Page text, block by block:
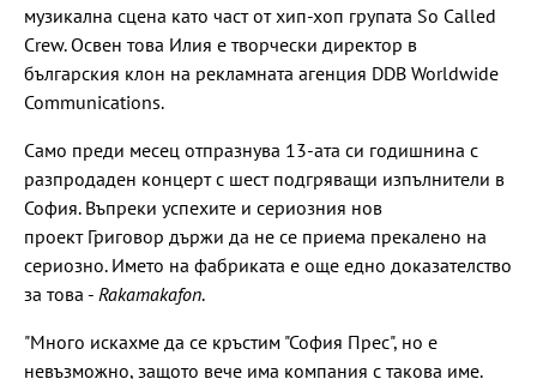
музикална сцена като част от хип-хоп групата So Called
Crew. Освен това Илия е творчески директор в
българския клон на рекламната агенция DDB Worldwide
Communications.
Само преди месец отпразнува 13-ата си годишнина с
разпродаден концерт с шест подгряващи изпълнители в
София. Въпреки успехите и сериозния нов
проект Григовор държи да не се приема прекалено на
сериозно. Името на фабриката е още едно доказателство
за това - Rakamakafon.
"Много искахме да се кръстим "София Прес", но е
невъзможно, защото вече има компания с такова име.